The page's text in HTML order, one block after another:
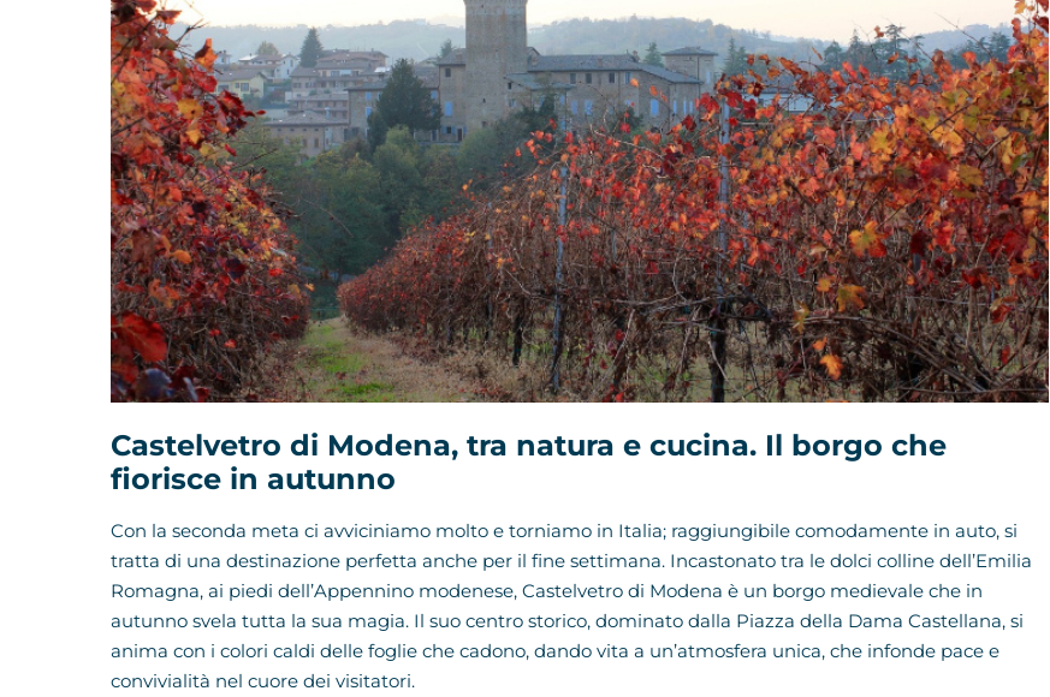
Castelvetro di Modena, tra natura e cucina. Il borgo che
fiorisce in autunno
Con la seconda meta ci avviciniamo molto e torniamo in Italia; raggiungibile comodamente in auto, si
tratta di una destinazione perfetta anche per il fine settimana. Incastonato tra le dolci colline dell’Emilia
Romagna, ai piedi dell’Appennino modenese, Castelvetro di Modena è un borgo medievale che in
autunno svela tutta la sua magia. Il suo centro storico, dominato dalla Piazza della Dama Castellana, si
anima con i colori caldi delle foglie che cadono, dando vita a un’atmosfera unica, che infonde pace e
convivialità nel cuore dei visitatori.